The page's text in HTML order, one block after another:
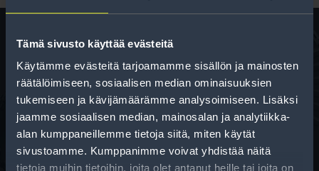
Tämä sivusto käyttää evästeitä
Käytämme evästeitä tarjoamamme sisällön ja mainosten
räätälöimiseen, sosiaalisen median ominaisuuksien
tukemiseen ja kävijämäärämme analysoimiseen. Lisäksi
jaamme sosiaalisen median, mainosalan ja analytiikka-
alan kumppaneillemme tietoja siitä, miten käytät
sivustoamme. Kumppanimme voivat yhdistää näitä
tietoja muihin tietoihin, joita olet antanut heille tai joita on
Rengas­laskuri
Auttaa sinua valitsemaan oikean kokoisen renkaan,
kun vaihdat rengaskokoa.